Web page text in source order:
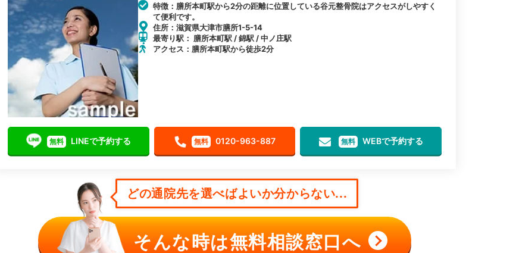
特徴：膳所本町駅から2分の距離に位置している谷元整骨院はアクセスがしやすく
て便利です。
住所：滋賀県大津市膳所1-5-14
最寄り駅： 膳所本町駅 / 錦駅 / 中ノ庄駅
アクセス：膳所本町駅から徒歩2分
無料 LINEで予約する 無料 0120-963-887 無料 WEBで予約する
どの通院先を選べばよいか分からない...
そんな時は無料相談窓口へ